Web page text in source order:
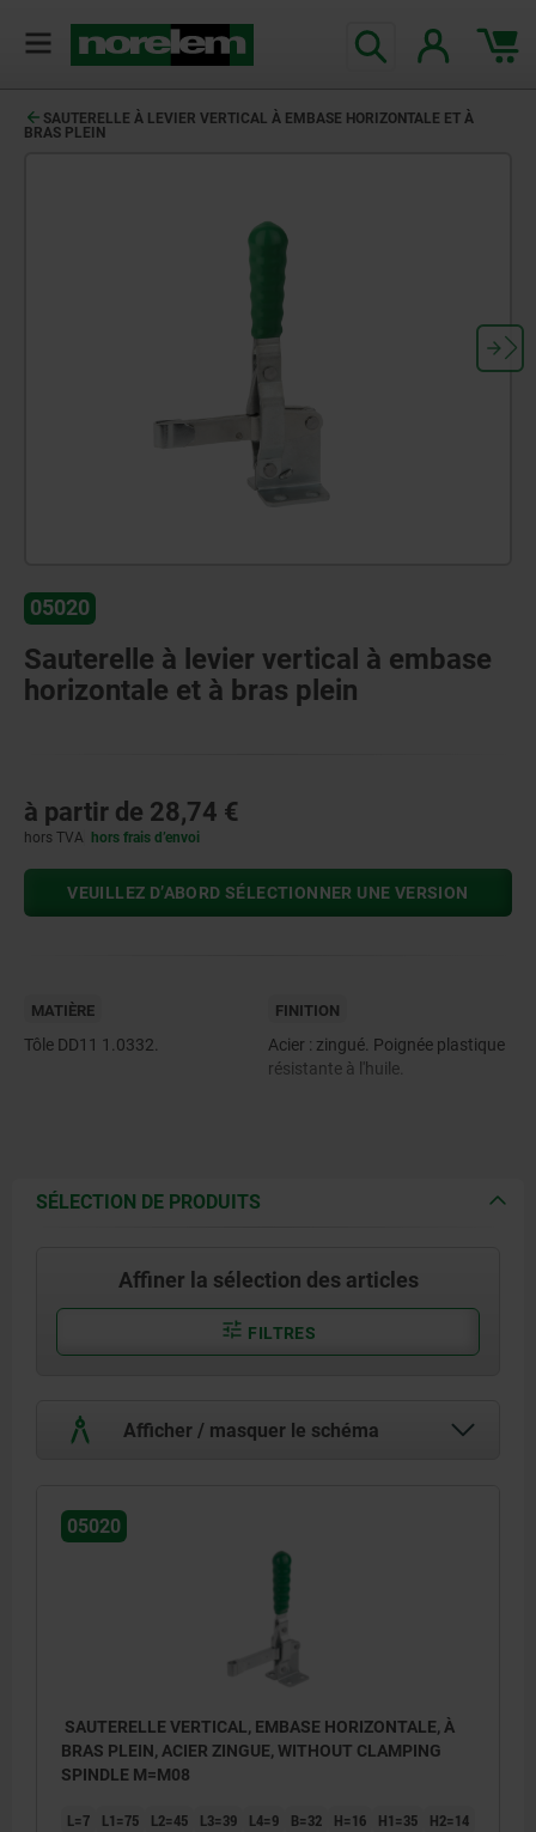
SAUTERELLE À LEVIER VERTICAL À EMBASE HORIZONTALE ET À
BRAS PLEIN
05020
Sauterelle à levier vertical à embase
horizontale et à bras plein
à partir de 28,74 €
hors TVA hors frais d’envoi
VEUILLEZ D’ABORD SÉLECTIONNER UNE VERSION
MATIÈRE
Tôle DD11 1.0332.
FINITION
Acier : zingué. Poignée plastique
résistante à l'huile.
SÉLECTION DE PRODUITS
Affiner la sélection des articles
FILTRES
Afficher / masquer le schéma
05020
SAUTERELLE VERTICAL, EMBASE HORIZONTALE, À
BRAS PLEIN, ACIER ZINGUE, WITHOUT CLAMPING
SPINDLE M=M08
L=7 L1=75 L2=45 L3=39 L4=9 B=32 H=16 H1=35
H2=14